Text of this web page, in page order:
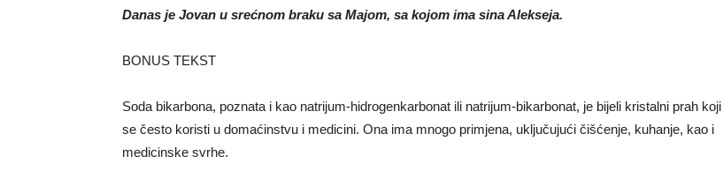
Danas je Jovan u srećnom braku sa Majom, sa kojom ima sina Alekseja.
BONUS TEKST
Soda bikarbona, poznata i kao natrijum-hidrogenkarbonat ili natrijum-bikarbonat, je bijeli kristalni prah koji
se često koristi u domaćinstvu i medicini. Ona ima mnogo primjena, uključujući čišćenje, kuhanje, kao i
medicinske svrhe.